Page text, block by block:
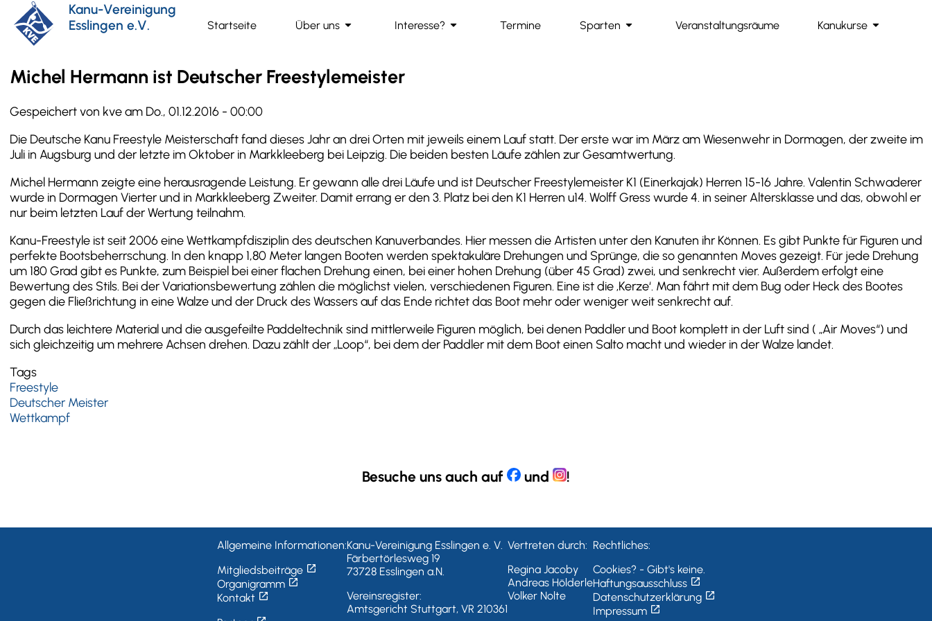
zum
Inhalt
Kanu-Vereinigung
Esslingen e.V.
Hauptnavigation
Startseite Über unsarrow_drop_down Interesse? arrow_drop_down Termine Sparten arrow_drop_down Veranstaltungsräume Kanukurse arrow_drop_down
Michel Hermann ist Deutscher Freestylemeister
Gespeichert von kveam Do., 01.12.2016 - 00:00
Die Deutsche Kanu Freestyle Meisterschaft fand dieses Jahr an drei Orten mit jeweils einem Lauf statt. Der erste war im März am Wiesenwehr in Dormagen, der zweite im
Juli in Augsburg und der letzte im Oktober in Markkleeberg bei Leipzig. Die beiden besten Läufe zählen zur Gesamtwertung.
Michel Hermann zeigte eine herausragende Leistung. Er gewann alle drei Läufe und ist Deutscher Freestylemeister K1 (Einerkajak) Herren 15-16 Jahre. Valentin Schwaderer
wurde in Dormagen Vierter und in Markkleeberg Zweiter. Damit errang er den 3. Platz bei den K1 Herren u14. Wolff Gress wurde 4. in seiner Altersklasse und das, obwohl er
nur beim letzten Lauf der Wertung teilnahm.
Kanu-Freestyle ist seit 2006 eine Wettkampfdisziplin des deutschen Kanuverbandes. Hier messen die Artisten unter den Kanuten ihr Können. Es gibt Punkte für Figuren und
perfekte Bootsbeherrschung. In den knapp 1,80 Meter langen Booten werden spektakuläre Drehungen und Sprünge, die so genannten Moves gezeigt. Für jede Drehung
um 180 Grad gibt es Punkte, zum Beispiel bei einer flachen Drehung einen, bei einer hohen Drehung (über 45 Grad) zwei, und senkrecht vier. Außerdem erfolgt eine
Bewertung des Stils. Bei der Variationsbewertung zählen die möglichst vielen, verschiedenen Figuren. Eine ist die ‚Kerze‘. Man fährt mit dem Bug oder Heck des Bootes
gegen die Fließrichtung in eine Walze und der Druck des Wassers auf das Ende richtet das Boot mehr oder weniger weit senkrecht auf.
Durch das leichtere Material und die ausgefeilte Paddeltechnik sind mittlerweile Figuren möglich, bei denen Paddler und Boot komplett in der Luft sind ( „Air Moves“) und
sich gleichzeitig um mehrere Achsen drehen. Dazu zählt der „Loop“, bei dem der Paddler mit dem Boot einen Salto macht und wieder in der Walze landet.
Tags
Freestyle
Deutscher Meister
Wettkampf
Besuche uns auch auf und !
Allgemeine Informationen:
Mitgliedsbeiträge open_in_new
Organigramm open_in_new
Kontakt open_in_new
Kanu-Vereinigung Esslingen e. V.
Färbertörlesweg 19
73728 Esslingen a.N.
Vereinsregister:
Amtsgericht Stuttgart, VR 210361
Vertreten durch:
Regina Jacoby
Andreas Hölderle
Volker Nolte
Rechtliches:
Cookies? - Gibt's keine.
Haftungsausschluss open_in_new
Datenschutzerklärung open_in_new
Impressum open_in_new